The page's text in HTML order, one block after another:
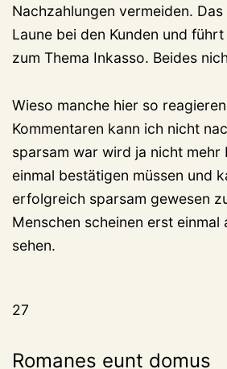
Nachzahlungen vermeiden.
Laune bei den Kunden und
zum Thema Inkasso. Beides
Wieso manche hier so
Kommentaren kann ich nicht
sparsam war wird ja nicht mehr
einmal bestätigen müssen und
erfolgreich sparsam gewesen
Menschen scheinen erst einmal
sehen.
27
Romanes eunt domus